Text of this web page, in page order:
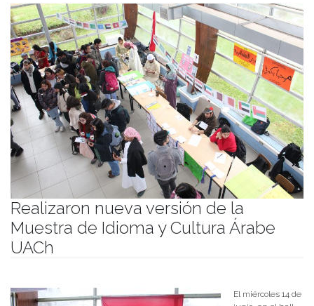
Realizaron nueva versión de la
Muestra de Idioma y Cultura Árabe
UACh
El miércoles 14 de